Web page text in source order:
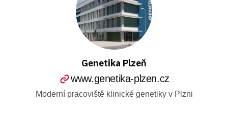
Genetika Plzeň
www.genetika-plzen.cz
Moderní pracoviště klinické genetiky v Plzni